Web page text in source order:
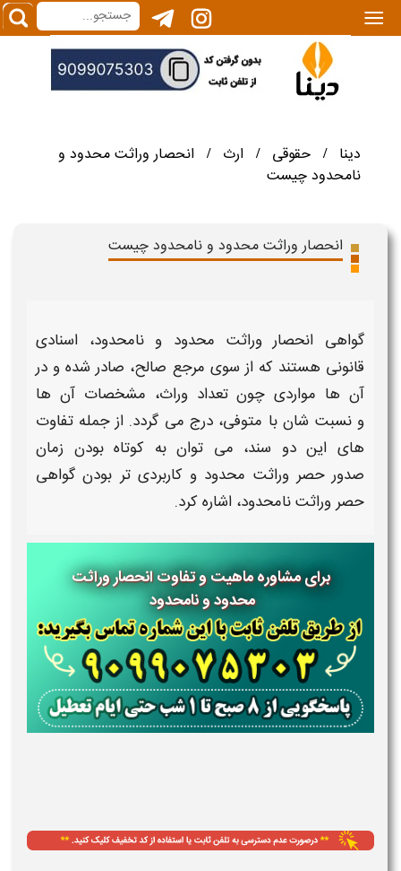
|||
دینا / حقوقی / ارث /
انحصار وراثت محدود و
نامحدود چیست
انحصار وراثت محدود و نامحدود چیست
گواهی انحصار وراثت محدود و نامحدود، اسنادی
قانونی هستند که از سوی مرجع صالح، صادر شده و در
آن ها مواردی چون تعداد وراث، مشخصات آن ها
و نسبت شان با متوفی، درج می گردد. از جمله تفاوت
های این دو سند، می توان به کوتاه بودن زمان
صدورحصر وراثت محدود و کاربردی تر بودن گواهی
حصر وراثت نامحدود، اشاره کرد.
برای مشاوره ماهیت و تفاوت انحصار وراثت
محدود و نامحدود